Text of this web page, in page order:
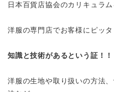
日本百貨店協会のカリキュラム
洋服の専門店でお客様にピッ
知識と技術があるという証！！
洋服の生地や取り扱いの方法